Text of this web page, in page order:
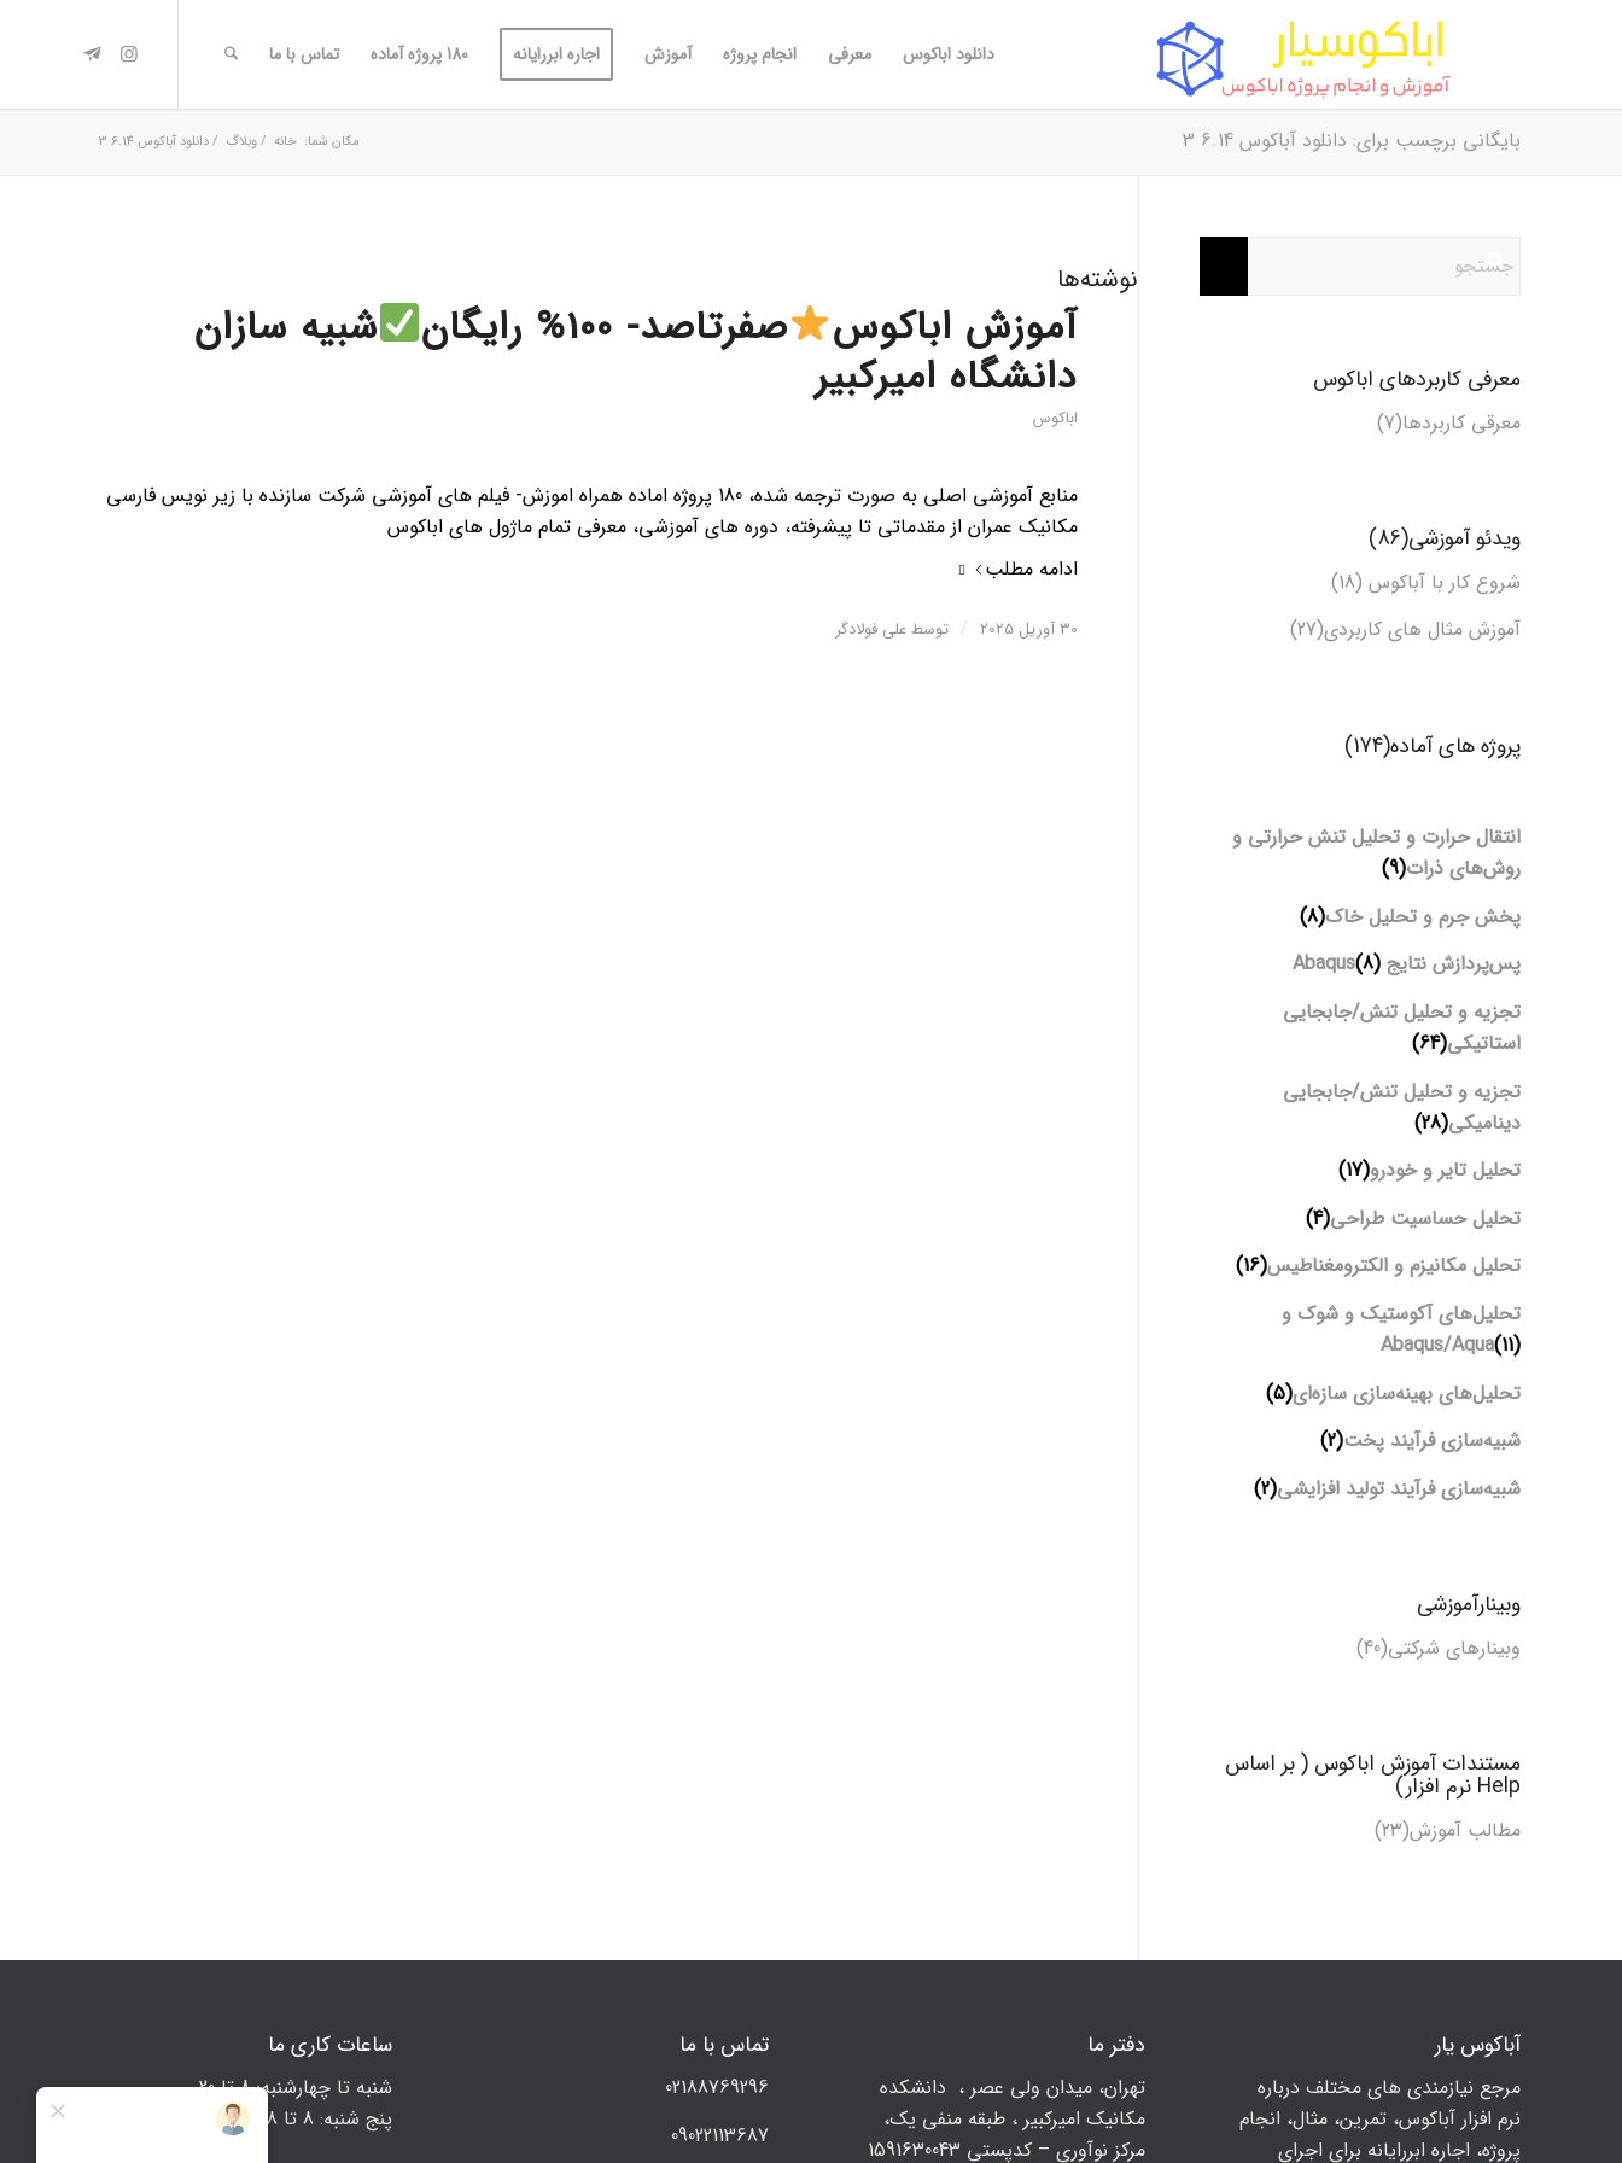
دانلود اباکوس معرفی انجام پروژه آموزش اجاره ابررایانه 180 پروژه آماده تماس با ما
بایگانی برچسب برای: دانلود آباکوس 6.14 3 مکان شما: خانه /وبلاگ /دانلود آباکوس 6.14 3
نوشته‌ها
آموزش اباکوس صفرتاصد- 100% رایگان
شبیه سازان
دانشگاه امیرکبیر
اباکوس
منابع آموزشی اصلی به صورت ترجمه شده، 180 پروژه اماده همراه اموزش- فیلم های آموزشی شرکت سازنده با زیر نویس فارسی
مکانیک عمران از مقدماتی تا پیشرفته، دوره های آموزشی، معرفی تمام ماژول های اباکوس
ادامه مطلب
30 آوریل 2025 / توسطعلی فولادگر
معرفی کاربردهای اباکوس
معرقی کاربردها(7)
ویدئو آموزشی(86)
شروع کار با آباکوس (18)
آموزش مثال های کاربردی(27)
پروژه های آماده(174)
انتقال حرارت و تحلیل تنش حرارتی و
روش‌های ذرات(9)
پخش جرم و تحلیل خاک(8)
پس‌پردازش نتایج Abaqus (8)
تجزیه و تحلیل تنش/جابجایی
استاتیکی(64)
تجزیه و تحلیل تنش/جابجایی
دینامیکی(28)
تحلیل تایر و خودرو(17)
تحلیل حساسیت طراحی(4)
تحلیل مکانیزم و الکترومغناطیس(16)
تحلیل‌های آکوستیک و شوک و
Abaqus/Aqua(11)
تحلیل‌های بهینه‌سازی سازه‌ای(5)
شبیه‌سازی فرآیند پخت(2)
شبیه‌سازی فرآیند تولید افزایشی(2)
وبینارآموزشی
وبینارهای شرکتی(40)
مستندات آموزش اباکوس ( بر اساس
Help نرم افزار)
مطالب آموزش(23)
آباکوس یار
مرجع نیازمندی های مختلف درباره
نرم افزار آباکوس، تمرین، مثال، انجام
پروژه، اجاره ابررایانه برای اجرای
دفتر ما
تهران، ميدان ولي عصر ، دانشکده
مكانيك امیرکبیر ، طبقه منفی یک،
مرکز نوآوری – کدپستی 1591630043
تماس با ما
02188769296
09022113687
ساعات کاری ما
شنبه تا چهارشنبه: 8 تا 20
پنج شنبه: 8 تا 18